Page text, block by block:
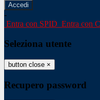
-
Entra con SPID Entra con
Seleziona utente
button close ×
Recupero password